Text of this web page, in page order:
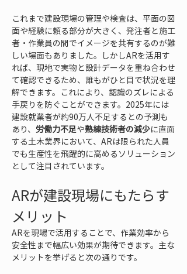
これまで建設現場の管理や検査は、平面の図
面や経験に頼る部分が大きく、発注者と施工
者・作業員の間でイメージを共有するのが難
しい場面もありました。しかしARを活用す
れば、現地で実物と設計データを重ね合わせ
て確認できるため、誰もがひと目で状況を理
解できます。これにより、認識のズレによる
手戻りを防ぐことができます。2025年には
建設就業者が約90万人不足するとの予測も
あり、 労働力不足や熟練技術者の減少に直面
する土木業界において、ARは限られた人員
でも生産性を飛躍的に高めるソリューション
として注目されています。
ARが建設現場にもたらす
メリット
ARを現場で活用することで、作業効率から
安全性まで幅広い効果が期待できます。主な
メリットを挙げると次の通りです。